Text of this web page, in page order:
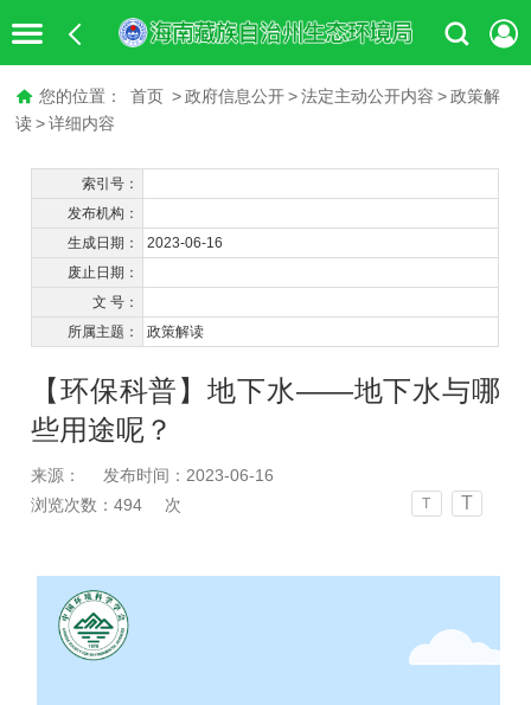
您的位置： 首页 > 政府信息公开 > 法定主动公开内容 > 政策解
读 > 详细内容
索引号：
发布机构：
生成日期：
2023-06-16
废止日期：
文 号：
所属主题：
政策解读
【环保科普】地下水——地下水与哪
些用途呢？
来源：
发布时间：2023-06-16
浏览次数：494 次 T T